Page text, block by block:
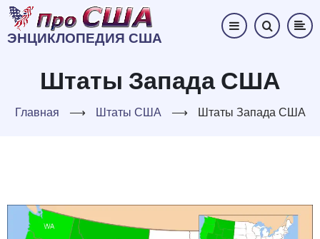
Перейти
основному
ЭНЦИКЛОПЕДИЯ США
Штаты Запада США
Главная ⟶ Штаты США ⟶ Штаты Запада США